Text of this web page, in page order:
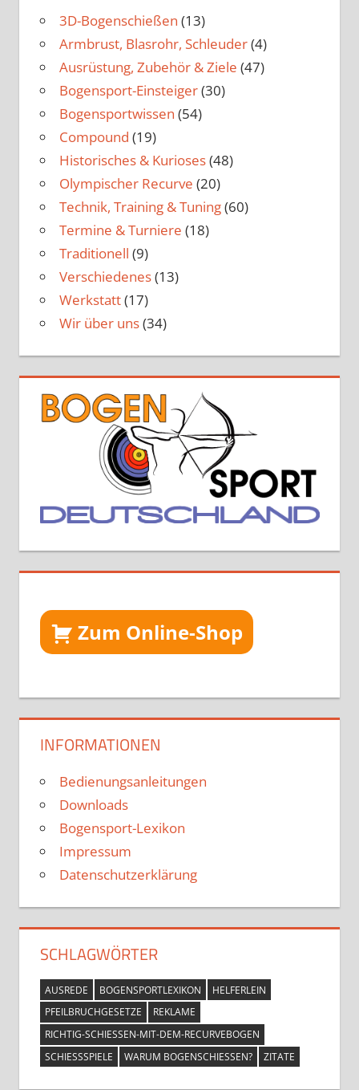
3D-Bogenschießen (13)
Armbrust, Blasrohr, Schleuder(4)
Ausrüstung, Zubehör & Ziele (47)
Bogensport-Einsteiger(30)
Bogensportwissen (54)
Compound (19)
Historisches & Kurioses(48)
Olympischer Recurve (20)
Technik, Training & Tuning(60)
Termine & Turniere (18)
Traditionell (9)
Verschiedenes(13)
Werkstatt(17)
Wir über uns(34)
Zum Online-Shop
INFORMATIONEN
Bedienungsanleitungen
Downloads
Bogensport-Lexikon
Impressum
Datenschutzerklärung
SCHLAGWÖRTER
AUSREDE BOGENSPORTLEXIKON
HELFERLEIN
PFEILBRUCHGESETZE
REKLAME
RICHTIG-SCHIESSEN-MIT-DEM-RECURVEBOGEN
SCHIESSSPIELE
WARUM BOGENSCHIESSEN? ZITATE